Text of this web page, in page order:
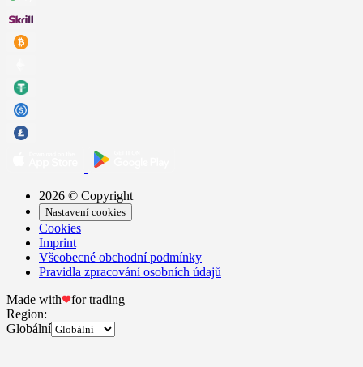
2026 © Copyright
Nastavení cookies
Cookies
Imprint
Všeobecné obchodní podmínky
Pravidla zpracování osobních údajů
Made with
for trading
Region:
Globální